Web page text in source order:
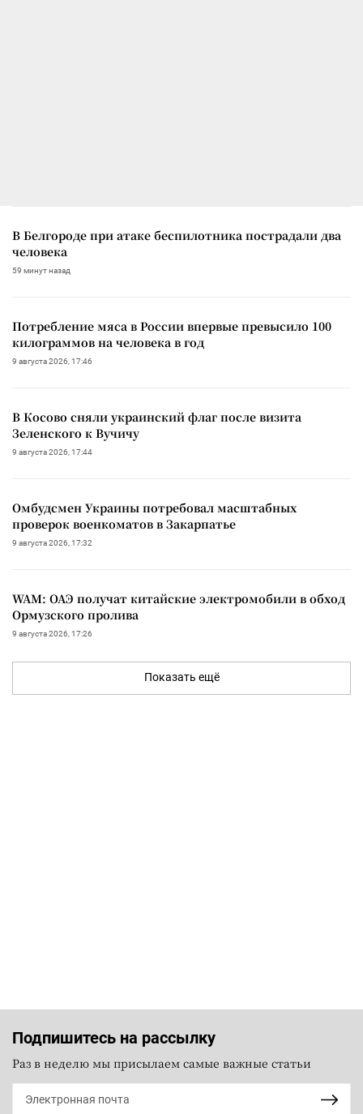
В Белгороде при атаке беспилотника пострадали два
человека
59 минут назад
Потребление мяса в России впервые превысило 100
килограммов на человека в год
9 августа 2026, 17:46
В Косово сняли украинский флаг после визита
Зеленского к Вучичу
9 августа 2026, 17:44
Омбудсмен Украины потребовал масштабных
проверок военкоматов в Закарпатье
9 августа 2026, 17:32
WAM: ОАЭ получат китайские электромобили в обход
Ормузского пролива
9 августа 2026, 17:26
Показать ещё
Подпишитесь на рассылку
Раз в неделю мы присылаем самые важные статьи